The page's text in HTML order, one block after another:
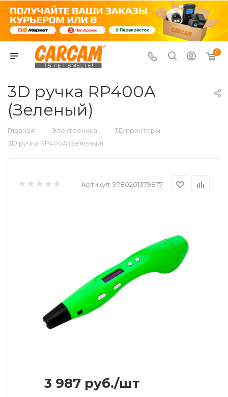
0
3D ручка RP400A
(Зеленый)
Главная — Электроника — 3D принтеры —
3D ручка RP400A (Зеленый)
Артикул: 9780201379877
3 987 руб./шт